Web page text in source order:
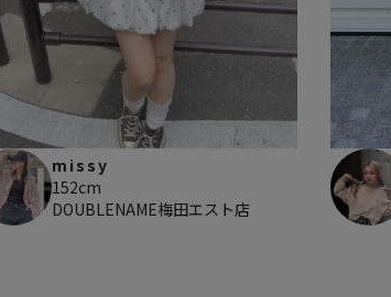
missy
152cm
DOUBLENAME梅田エスト店